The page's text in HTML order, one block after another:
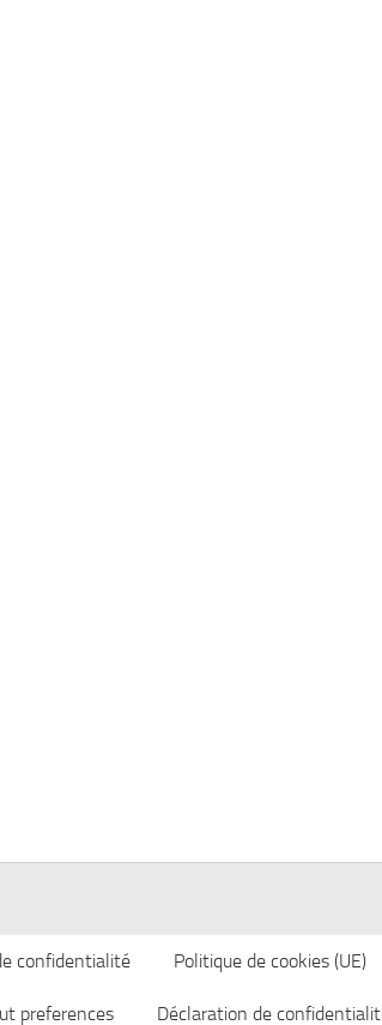
confidentialité Politique de cookies (UE)
preferences Déclaration de